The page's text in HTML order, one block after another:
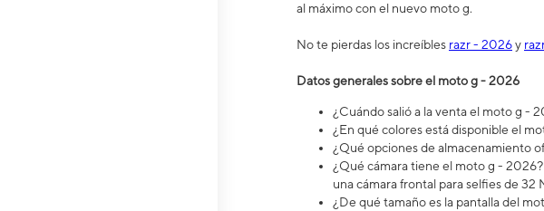
al máximo con el nuevo moto g.
No te pierdas los increíbles razr - 2026y
Datos generales sobre el moto g - 2026
¿Cuándo salió a la venta el moto g -
¿En qué colores está disponible el
¿Qué opciones de almacenamiento
¿Qué cámara tiene el moto g -
una cámara frontal para selfies de 32
¿De qué tamaño es la pantalla del